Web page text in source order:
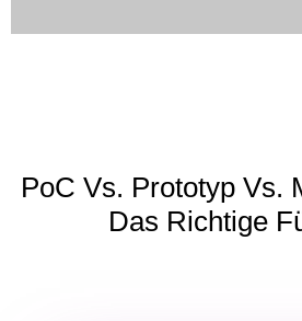
PoC Vs. Prototyp Vs.
Das Richtige